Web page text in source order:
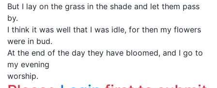
But I lay on the grass in the shade and let them pass
by.
I think it was well that I was idle, for then my flowers
were in bud.
At the end of the day they have bloomed, and I go to
my evening
worship.